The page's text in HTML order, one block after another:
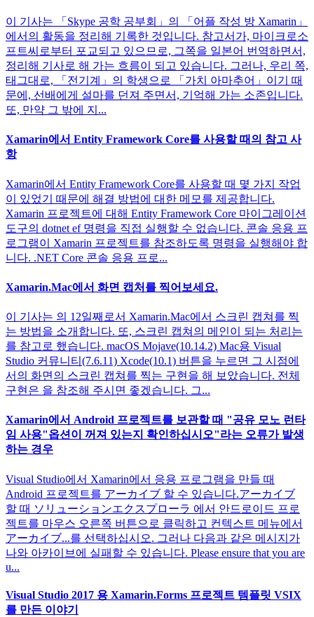
이 기사는 「Skype 공학 공부회」의 「어플 작성 방 Xamarin」
에서의 활동을 정리해 기록한 것입니다. 참고서가, 마이크로소
프트씨로부터 포교되고 있으므로, 그쪽을 일본어 번역하면서,
정리해 기사로 해 가는 흐름이 되고 있습니다. 그러나, 우리 쪽,
태그대로, 「전기계」의 학생으로 「가치 아마추어」이기 때
문에, 선배에게 설마를 던져 주면서, 기억해 가는 소존입니다.
또, 만약 그 밖에 지...
Xamarin에서 Entity Framework Core를 사용할 때의 참고 사
항
Xamarin에서 Entity Framework Core를 사용할 때 몇 가지 작업
이 있었기 때문에 해결 방법에 대한 메모를 제공합니다.
Xamarin 프로젝트에 대해 Entity Framework Core 마이그레이션
도구의 dotnet ef 명령을 직접 실행할 수 없습니다. 콘솔 응용 프
로그램이 Xamarin 프로젝트를 참조하도록 명령을 실행해야 합
니다. .NET Core 콘솔 응용 프로...
Xamarin.Mac에서 화면 캡처를 찍어보세요.
이 기사는 의 12일째로서 Xamarin.Mac에서 스크린 캡쳐를 찍
는 방법을 소개합니다. 또, 스크린 캡쳐의 메인이 되는 처리는
를 참고로 했습니다. macOS Mojave(10.14.2) Mac용 Visual
Studio 커뮤니티(7.6.11) Xcode(10.1) 버튼을 누르면 그 시점에
서의 화면의 스크린 캡쳐를 찍는 구현을 해 보았습니다. 전체
구현은 을 참조해 주시면 좋겠습니다. 그...
Xamarin에서 Android 프로젝트를 보관할 때 "공유 모노 런타
임 사용"옵션이 꺼져 있는지 확인하십시오"라는 오류가 발생
하는 경우
Visual Studio에서 Xamarin에서 응용 프로그램을 만들 때
Android 프로젝트를 アーカイブ 할 수 있습니다.アーカイブ
할 때 ソリューションエクスプローラ 에서 안드로이드 프로
젝트를 마우스 오른쪽 버튼으로 클릭하고 컨텍스트 메뉴에서
アーカイブ...를 선택하십시오. 그러나 다음과 같은 메시지가
나와 아카이브에 실패할 수 있습니다. Please ensure that you are
u...
Visual Studio 2017 용 Xamarin.Forms 프로젝트 템플릿 VSIX
를 만든 이야기